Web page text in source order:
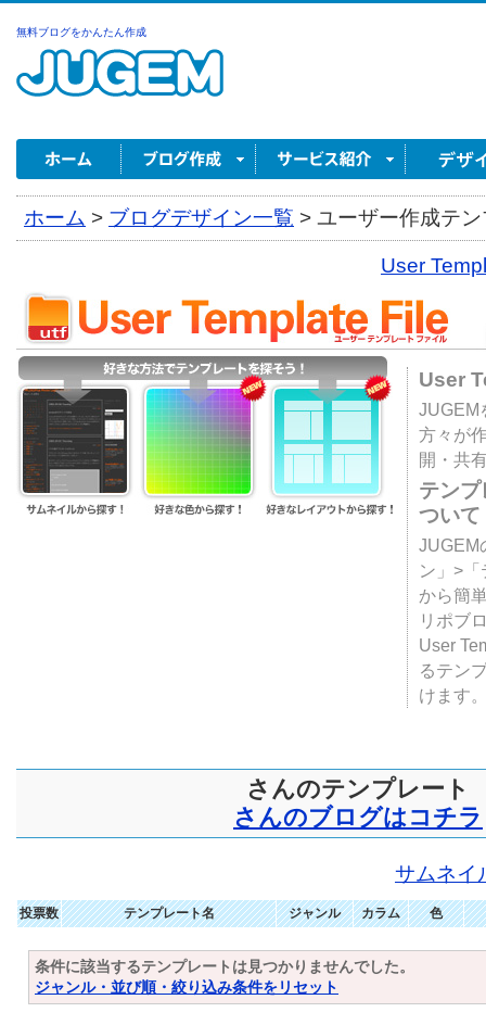
無料ブログをかんたん作成
ホーム > ブログデザイン一覧 > ユーザー作成テ
User
User
JUGEM
方々が
開・共
テン
ついて
JUGEM
ン」>
から簡
リポブ
User
るテン
けます
さんのテンプレート
さんのブログはコチラ
サムネイ
投票数 テンプレート名 ジャンル カラム 色
条件に該当するテンプレートは見つかりませんでした。
ジャンル・並び順・絞り込み条件をリセット